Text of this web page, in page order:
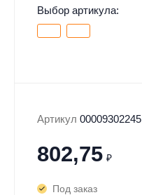
Выбор артикула:
Артикул 00009302245
802,75 ₽
Под заказ